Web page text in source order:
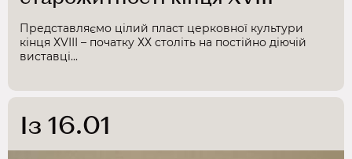
початку ХХ ст.»
Представляємо цілий пласт церковної культури
кінця ХVІІІ – початку ХХ століть на постійно діючій
виставці...
Із 16.01